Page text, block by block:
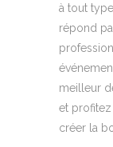
à tout
répond
meilleur
et profitez
créer la